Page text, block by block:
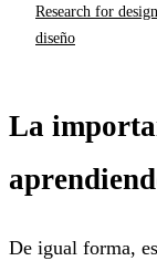
Research for
diseño
La
De igual forma,